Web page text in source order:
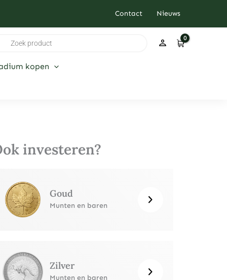
Contact Nieuws
kopen
investeren?
Goud
Munten en baren
Zilver
Munten en baren